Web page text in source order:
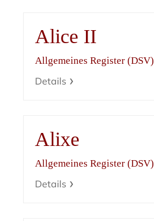
Alice II
Allgemeines Register (DSV)
Details
Alixe
Allgemeines Register (DSV)
Details